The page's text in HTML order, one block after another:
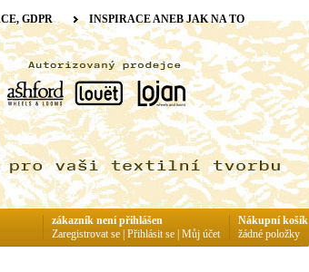
GDPR INSPIRACE ANEB JAK NA TO
Nákupní košík
žádné položky
zákazník není přihlášen
Zaregistrovat se Přihlásit se Můj účet